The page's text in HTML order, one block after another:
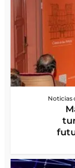
Noticias